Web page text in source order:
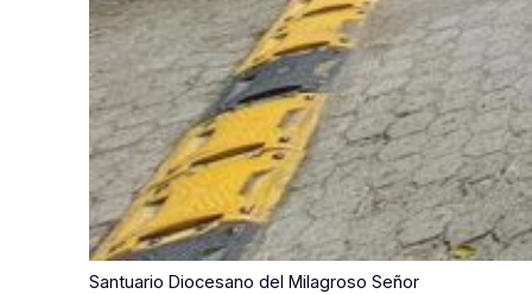
Santuario Diocesano del Milagroso Señor